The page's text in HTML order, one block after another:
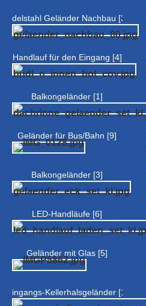
Edelstahl Geländer Nachbau [3]
Handlauf für den Eingang [4]
Balkongeländer [1]
Geländer für Bus/Bahn [9]
Balkongeländer [3]
LED-Handläufe [6]
Geländer mit Glas [5]
Eingangs-Kellerhalsgeländer [1]